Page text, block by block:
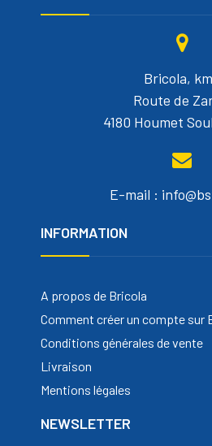
Bricola,
Route de
4180 Houmet
E-mail :
INFORMATION
A propos de Bricola
Comment créer un compte sur
Conditions générales de vente
Livraison
Mentions légales
NEWSLETTER